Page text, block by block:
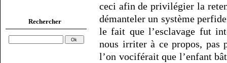
Rechercher
ceci afin de privilégier la
démanteler un système
le fait que l’esclavage fut
nous irriter à ce propos, pas
l’on vociférait que l’enfant